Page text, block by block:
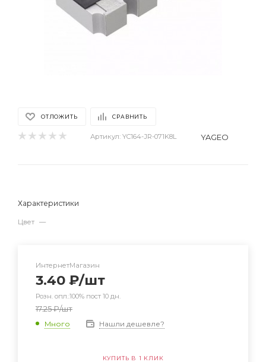
ОТЛОЖИТЬ СРАВНИТЬ
Артикул: YC164-JR-071K8L YAGEO
Характеристики
Цвет —
ИнтернетМагазин
3.40 ₽/шт
Розн. опл.:100% пост 10 дн.
17.25₽/шт
Много Нашли дешевле?
КУПИТЬ В 1 КЛИК